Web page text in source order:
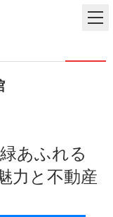
あふれる
力と不動産